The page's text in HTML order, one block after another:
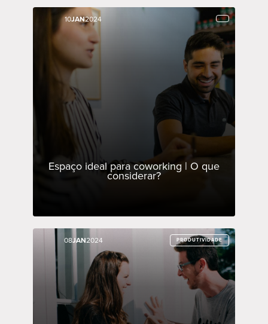
10JAN2024
Espaço ideal para coworking | O que
considerar?
10JAN2024
08JAN2024 PRODUTIVIDADE
08JAN2024 PRODUTIVIDADE